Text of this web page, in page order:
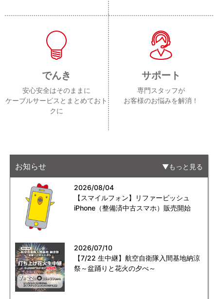
でんき
安心安全はそのままに
ケーブルサービスとまとめておト
クに
サポート
専門スタッフが
お客様のお悩みを解消！
お知らせ もっと見る
2026/08/04
【スマイルフォン】リファービッシュ
iPhone（整備済中古スマホ）販売開始
2026/07/10
【7/22 生中継】航空自衛隊入間基地納涼
祭～盆踊りと花火の夕べ～